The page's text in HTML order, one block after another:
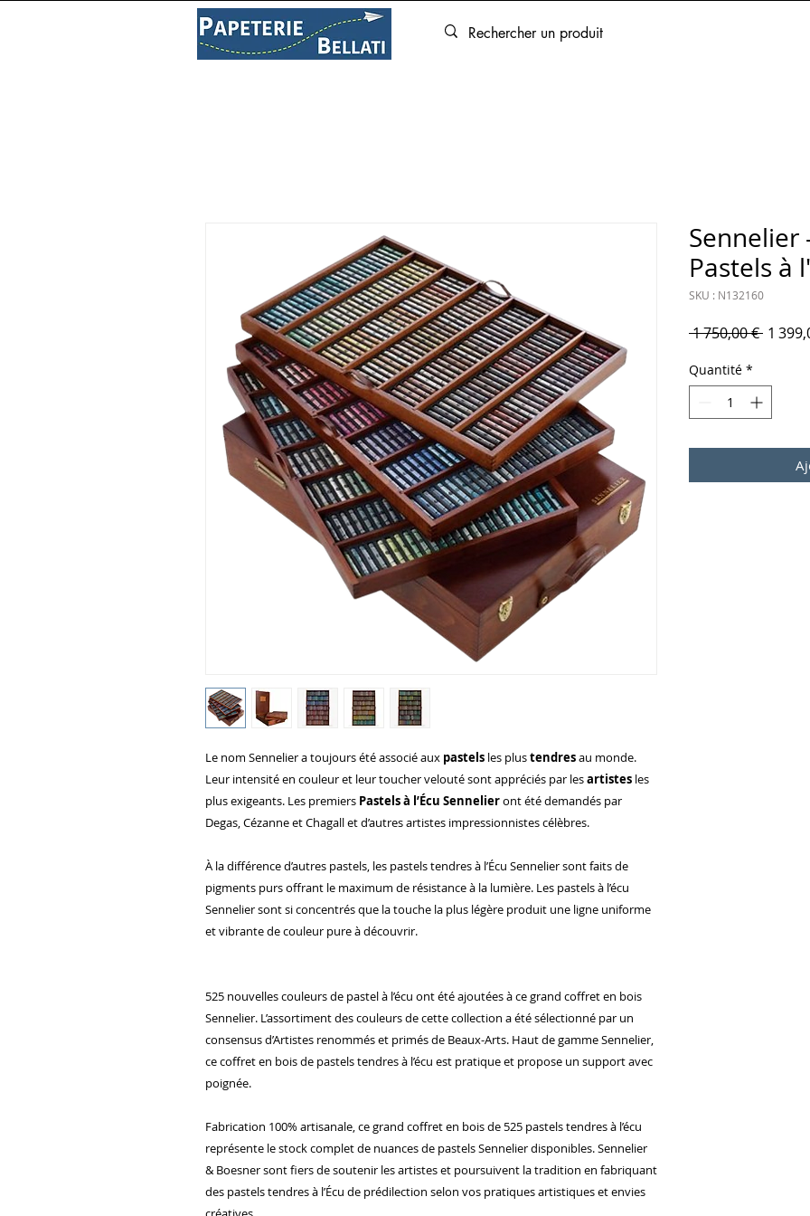
Le nom Sennelier a toujours été associé aux pastels les plustendresau monde.
Leur intensité en couleur et leur toucher velouté sont appréciés par lesartistes les
plus exigeants. Les premiers Pastels à l’Écu Sennelieront été demandés par
Degas, Cézanne et Chagall et d’autres artistes impressionnistes célèbres.
À la différence d’autres pastels, les pastels tendres à l’Écu Sennelier sont faits de
pigments purs offrant le maximum de résistance à la lumière. Les pastels à l’écu
Sennelier sont si concentrés que la touche la plus légère produit une ligne uniforme
et vibrante de couleur pure à découvrir.
525 nouvelles couleurs de pastel à l’écu ont été ajoutées à ce grand coffret en bois
Sennelier. L’assortiment des couleurs de cette collection a été sélectionné par un
consensus d’Artistes renommés et primés de Beaux-Arts. Haut de gamme Sennelier,
ce coffret en bois de pastels tendres à l’écu est pratique et propose un support avec
poignée.
Fabrication 100% artisanale, ce grand coffret en bois de 525 pastels tendres à l’écu
représente le stock complet de nuances de pastels Sennelier disponibles. Sennelier
& Boesner sont fiers de soutenir les artistes et poursuivent la tradition en fabriquant
des pastels tendres à l’Écu de prédilection selon vos pratiques artistiques et envies
Sennelier
Pastels à
SKU : N132160
1 750,00 € Prix
1
Quantité *